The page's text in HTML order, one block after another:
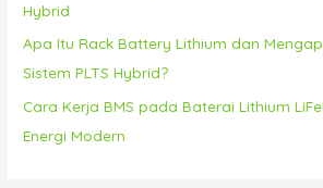
Hybrid
Apa Itu Rack Battery Lithium dan
Sistem PLTS Hybrid?
Cara Kerja BMS pada Baterai Lithium
Energi Modern